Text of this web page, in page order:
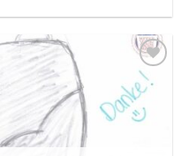
AUF MEINE
MERKLISTE
SETZEN